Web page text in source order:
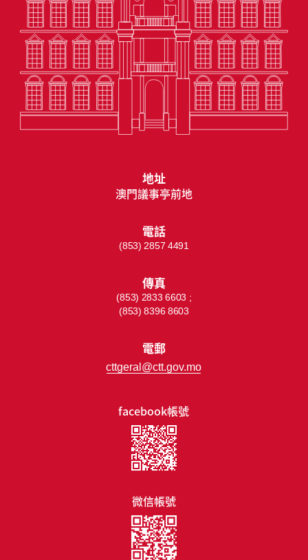
facebook帳號
微信帳號
地址
澳門議事亭前地
電話
(853) 2857 4491
傳真
(853) 2833 6603 ;
(853) 8396 8603
電郵
cttgeral@ctt.gov.mo